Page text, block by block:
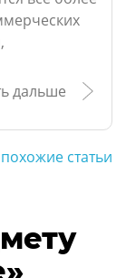
дальше
статьи